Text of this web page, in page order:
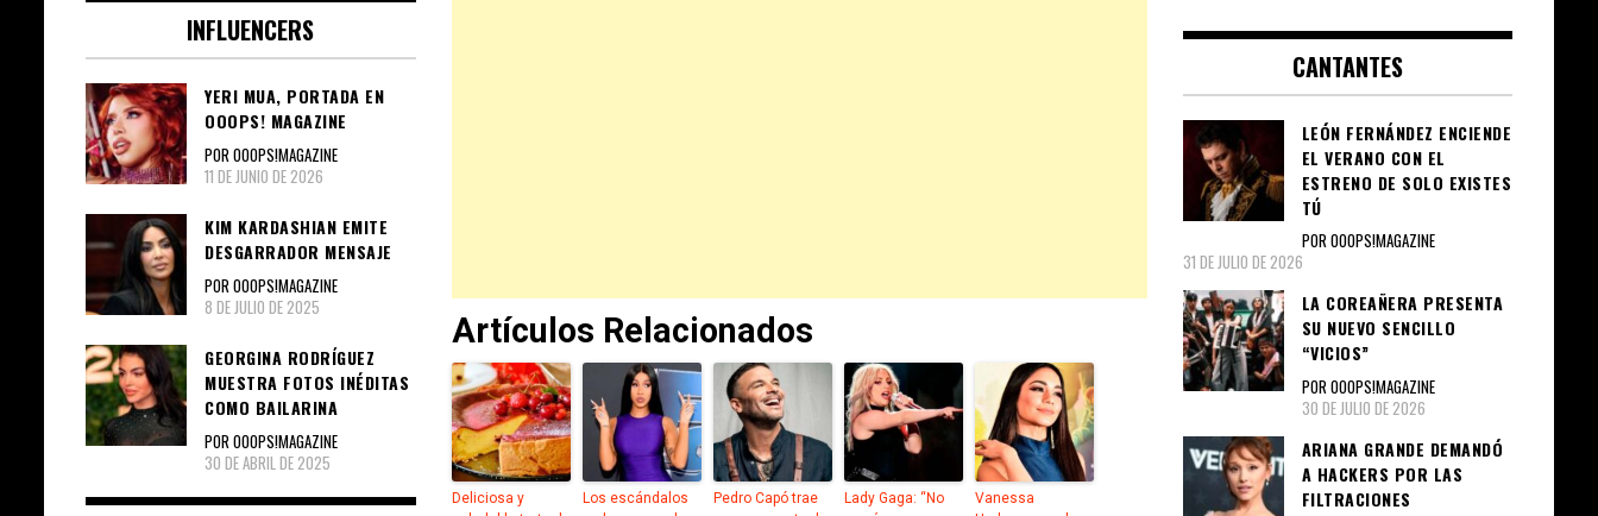
Artículos Relacionados
Deliciosa y
Los escándalos
Pedro Capó trae
Lady Gaga: “No
Vanessa
INFLUENCERS
YERI MUA, PORTADA EN
OOOPS! MAGAZINE
POR OOOPS!MAGAZINE
11 DE JUNIO DE 2026
KIM KARDASHIAN EMITE
DESGARRADOR MENSAJE
POR OOOPS!MAGAZINE
8 DE JULIO DE 2025
GEORGINA RODRÍGUEZ
MUESTRA FOTOS INÉDITAS
COMO BAILARINA
POR OOOPS!MAGAZINE
30 DE ABRIL DE 2025
CANTANTES
LEÓN FERNÁNDEZ ENCIENDE
EL VERANO CON EL
ESTRENO DE SOLO EXISTES
TÚ
POR OOOPS!MAGAZINE
31 DE JULIO DE 2026
LA COREAÑERA PRESENTA
SU NUEVO SENCILLO
“VICIOS”
POR OOOPS!MAGAZINE
30 DE JULIO DE 2026
ARIANA GRANDE DEMANDÓ
A HACKERS POR LAS
FILTRACIONES